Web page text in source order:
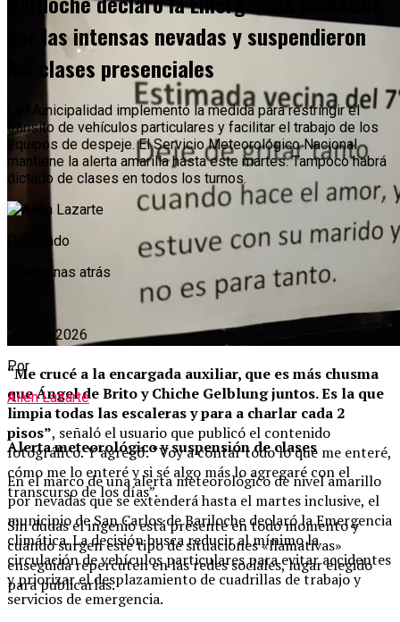
“Me crucé a la encargada auxiliar, que es más chusma
que Ángel de Brito y Chiche Gelblung juntos. Es la que
limpia todas las escaleras y para a charlar cada 2
pisos”, señaló el usuario que publicó el contenido
fotográfico. Y agregó: “Voy a contar todo lo que me enteré,
cómo me lo enteré y si sé algo más lo agregaré con el
transcurso de los días”.
Sin dudas el ingenio está presente en todo momento y
cuando surgen este tipo de situaciones «llamativas»
enseguida repercuten en las redes sociales, lugar elegido
para publicarlas.
por las intensas nevadas y suspendieron
las clases presenciales
La Municipalidad implementó la medida para restringir el
tránsito de vehículos particulares y facilitar el trabajo de los
equipos de despeje. El Servicio Meteorológico Nacional
mantiene la alerta amarilla hasta este martes. Tampoco habrá
dictado de clases en todos los turnos.
Publicado
2 semanas atrás
27 julio 2026
Por
Ailén Lazarte
Alerta meteorológico y suspensión de clases
En el marco de una alerta meteorológico de nivel amarillo
por nevadas que se extenderá hasta el martes inclusive, el
municipio de San Carlos de Bariloche declaró la Emergencia
climática. La decisión busca reducir al mínimo la
circulación de vehículos particulares para evitar accidentes
y priorizar el desplazamiento de cuadrillas de trabajo y
servicios de emergencia.